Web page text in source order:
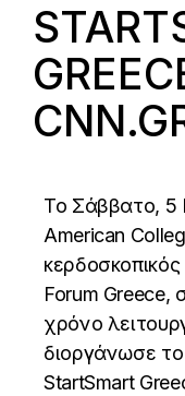
Το Σάββατο, 5
American
Forum Greece,
χρόνο
διοργάνωσε
StartSmart